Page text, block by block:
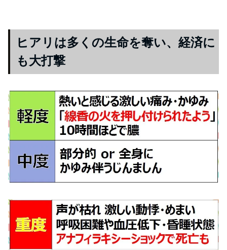
ヒアリは多くの生命を奪い、経済に
も大打撃